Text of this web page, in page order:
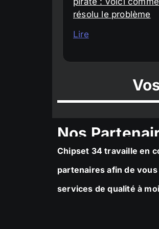
résolu le problème
Lire
Nos
Chipset 34 travaille en
partenaires afin de
services de qualité à